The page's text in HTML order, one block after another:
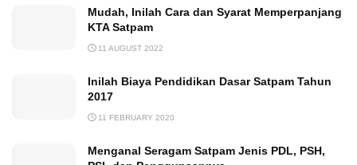
Mudah, Inilah Cara dan Syarat Memperpanjang
KTA Satpam
11 AUGUST 2022
Inilah Biaya Pendidikan Dasar Satpam Tahun
2017
11 FEBRUARY 2020
Menganal Seragam Satpam Jenis PDL, PSH,